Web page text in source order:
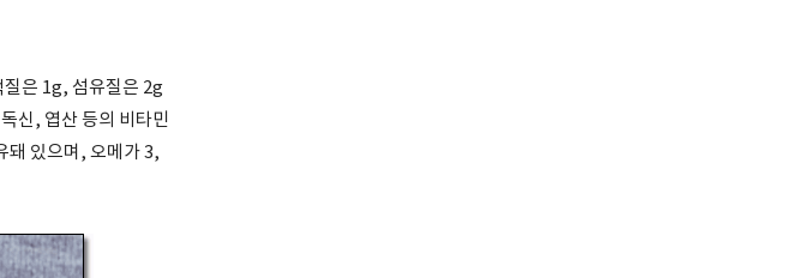
은 1g, 섬유질은 2g
신, 엽산 등의 비타민
돼 있으며, 오메가 3,